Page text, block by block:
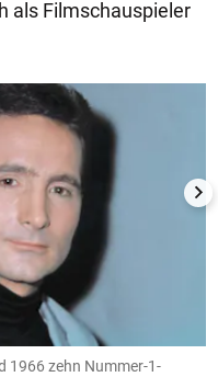
als Filmschauspieler
1966 zehn Nummer-1-